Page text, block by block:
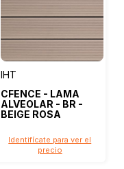
IHT
CFENCE - LAMA
ALVEOLAR - BR -
BEIGE ROSA
Identifícate para ver el
precio